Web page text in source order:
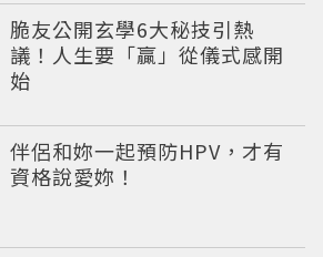
脆友公開玄學6大秘技引熱
議！人生要「贏」從儀式感開
始
伴侶和妳一起預防HPV，才有
資格說愛妳！